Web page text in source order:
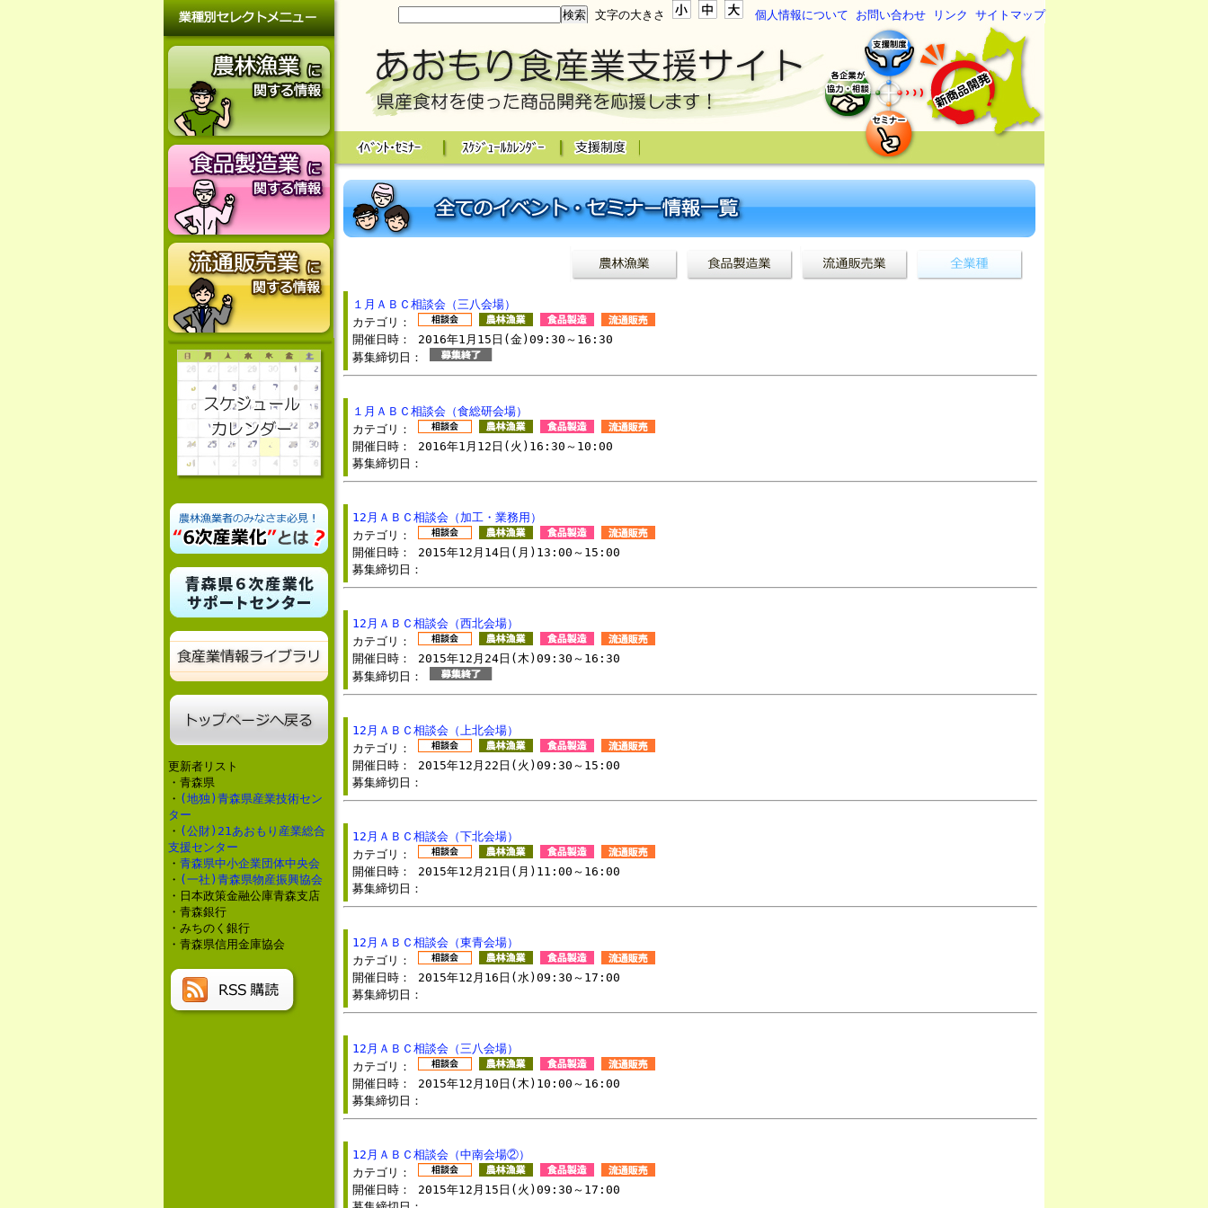
更新者リスト
・青森県
・ (地独)青森県産業技術セン
ター
・ (公財)21あおもり産業総合
支援センター
・ 青森県中小企業団体中央会
・ (一社)青森県物産振興協会
・日本政策金融公庫青森支店
・青森銀行
・みちのく銀行
・青森県信用金庫協会
文字の大きさ 個人情報について お問い合わせ リンク サイトマップ
１月ＡＢＣ相談会（三八会場）
カテゴリ：
開催日時： 2016年1月15日(金)09:30～16:30
募集締切日：
１月ＡＢＣ相談会（食総研会場）
カテゴリ：
開催日時： 2016年1月12日(火)16:30～10:00
募集締切日：
12月ＡＢＣ相談会（加工・業務用）
カテゴリ：
開催日時： 2015年12月14日(月)13:00～15:00
募集締切日：
12月ＡＢＣ相談会（西北会場）
カテゴリ：
開催日時： 2015年12月24日(木)09:30～16:30
募集締切日：
12月ＡＢＣ相談会（上北会場）
カテゴリ：
開催日時： 2015年12月22日(火)09:30～15:00
募集締切日：
12月ＡＢＣ相談会（下北会場）
カテゴリ：
開催日時： 2015年12月21日(月)11:00～16:00
募集締切日：
12月ＡＢＣ相談会（東青会場）
カテゴリ：
開催日時： 2015年12月16日(水)09:30～17:00
募集締切日：
12月ＡＢＣ相談会（三八会場）
カテゴリ：
開催日時： 2015年12月10日(木)10:00～16:00
募集締切日：
12月ＡＢＣ相談会（中南会場②）
カテゴリ：
開催日時： 2015年12月15日(火)09:30～17:00